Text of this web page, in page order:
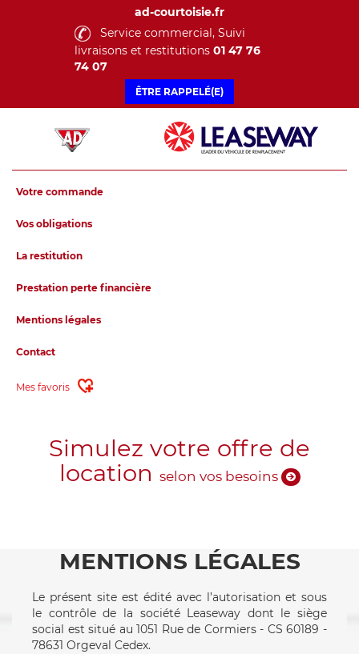
ad-courtoisie.fr
Service commercial, Suivi
livraisons et restitutions 01 47 76
74 07
ÊTRE RAPPELÉ(E)
Votre commande
Vos obligations
La restitution
Prestation perte financière
Mentions légales
Contact
Mes favoris
Simulez votre offre de
location selon vos besoins
MENTIONS LÉGALES
Le présent site est édité avec l’autorisation et sous
le contrôle de la société Leaseway dont le siège
social est situé au 1051 Rue de Cormiers - CS 60189 -
78631 Orgeval Cedex.